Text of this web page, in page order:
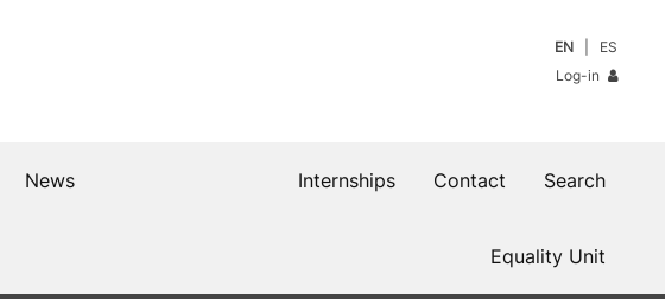
EN
ES
Log-in
Search
Contact
Internships
News
Equality Unit